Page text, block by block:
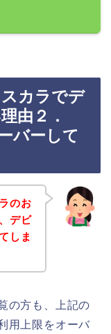
カラでデ
由２．
バーして
のお
デビ
しま
の方も、上記の
用上限をオーバ